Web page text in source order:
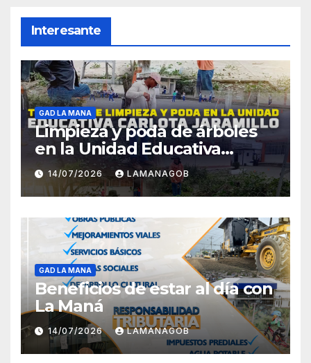
Interesante
GAD LA MANA
Limpieza y poda de árboles
en la Unidad Educativa
Carlota Jaramillo
14/07/2026 LAMANAGOB
GAD LA MANA
Beneficios de estar al día con
La Maná
14/07/2026 LAMANAGOB